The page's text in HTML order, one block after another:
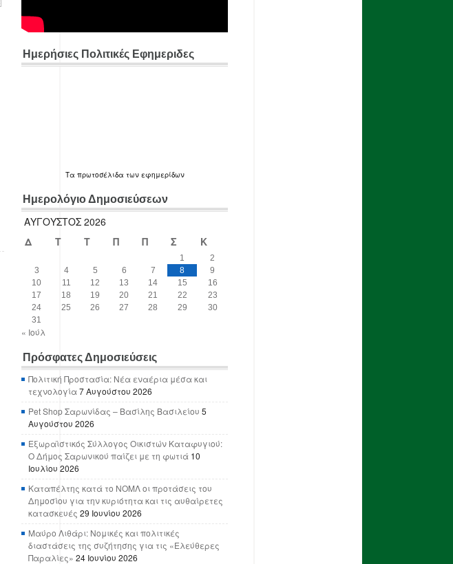
Ημερήσιες Πολιτικές Εφημεριδες
Τα πρωτοσέλιδα των εφημερίδων
Ημερολόγιο Δημοσιεύσεων
ΑΎΓΟΥΣΤΟΣ 2026
Δ
Τ Τ Π Π Σ Κ
1
2
3
4 5 6 7 8
9
10
11 12 13 14 15
16
17
18 19 20 21 22
23
24
25 26 27 28 29
30
31
« Ιούλ
Πρόσφατες Δημοσιεύσεις
Πολιτική Προστασία: Νέα εναέρια μέσα και
τεχνολογία7 Αυγούστου 2026
Pet Shop Σαρωνίδας – Βασίλης Βασιλείου 5
Αυγούστου 2026
Εξωραϊστικός Σύλλογος Οικιστών Καταφυγιού:
Ο Δήμος Σαρωνικού παίζει με τη φωτιά 10
Ιουλίου 2026
Καταπέλτης κατά το ΝΟΜΛ οι προτάσεις του
Δημοσίου για την κυριότητα και τις αυθαίρετες
κατασκευές 29 Ιουνίου 2026
Μαύρο Λιθάρι: Νομικές και πολιτικές
διαστάσεις της συζήτησης για τις «Ελεύθερες
Παραλίες» 24 Ιουνίου 2026